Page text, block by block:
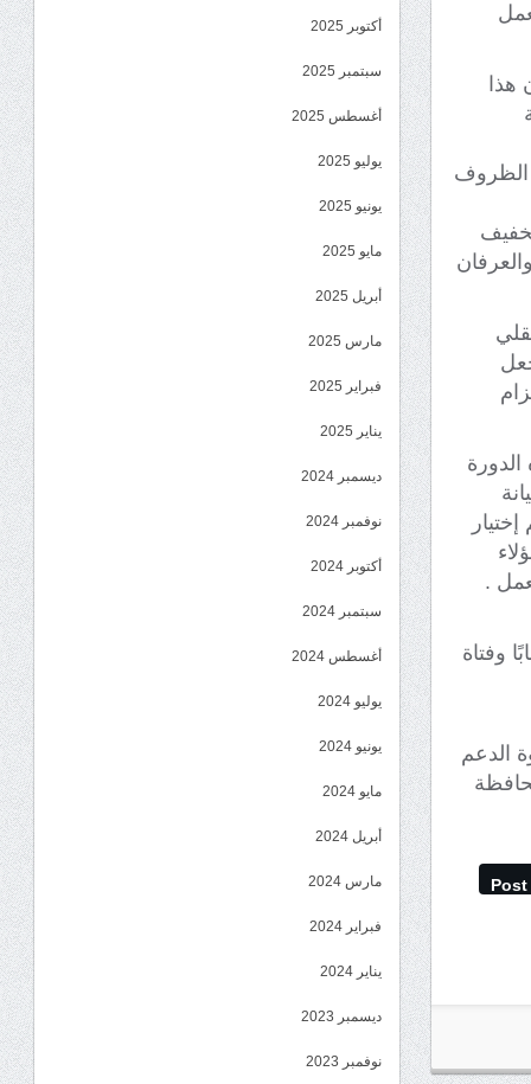
الظروف
.
المستفيدين من المشروع حتى الآن (١٢٥٠) شابًا وفتاة
الدعم
Post
أكتوبر 2025
سبتمبر 2025
أغسطس 2025
يوليو 2025
يونيو 2025
مايو 2025
أبريل 2025
مارس 2025
فبراير 2025
يناير 2025
ديسمبر 2024
نوفمبر 2024
أكتوبر 2024
سبتمبر 2024
أغسطس 2024
يوليو 2024
يونيو 2024
مايو 2024
أبريل 2024
مارس 2024
فبراير 2024
يناير 2024
ديسمبر 2023
نوفمبر 2023